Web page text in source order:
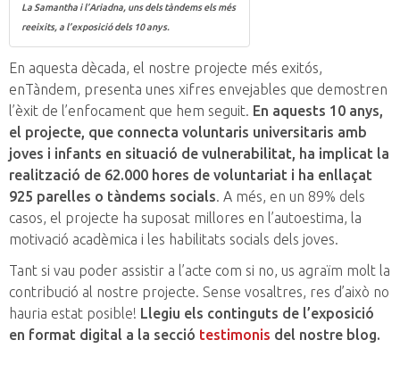
La Samantha i l’Ariadna, uns dels tàndems els més
reeixits, a l’exposició dels 10 anys.
En aquesta dècada, el nostre projecte més exitós,
enTàndem, presenta unes xifres envejables que demostren
l’èxit de l’enfocament que hem seguit. En aquests 10 anys,
el projecte, que connecta voluntaris universitaris amb
joves i infants en situació de vulnerabilitat, ha implicat la
realització de 62.000 hores de voluntariat i ha enllaçat
925 parelles o tàndems socials. A més, en un 89% dels
casos, el projecte ha suposat millores en l’autoestima, la
motivació acadèmica i les habilitats socials dels joves.
Tant si vau poder assistir a l’acte com si no, us agraïm molt la
contribució al nostre projecte. Sense vosaltres, res d’això no
hauria estat posible! Llegiu els continguts de l’exposició
en format digital a la secció testimonis del nostre blog.